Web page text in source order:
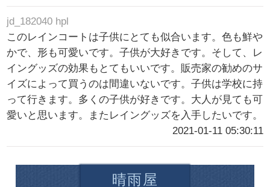
jd_182040 hpl
このレインコートは子供にとても似合います。色も鮮や
かで、形も可愛いです。子供が大好きです。そして、レ
イングッズの効果もとてもいいです。販売家の勧めのサ
イズによって買うのは間違いないです。子供は学校に持
って行きます。多くの子供が好きです。大人が見ても可
愛いと思います。またレイングッズを入手したいです。
2021-01-11 05:30:11
晴雨屋